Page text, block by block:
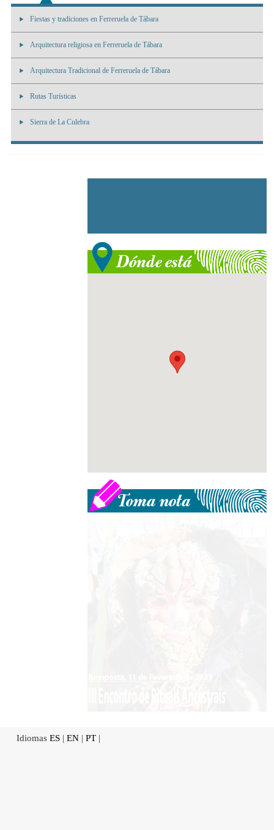
Fiestas y tradiciones en Ferreruela de Tábara
Arquitectura religiosa en Ferreruela de Tábara
Arquitectura Tradicional de Ferreruela de Tábara
Rutas Turísticas
Sierra de La Culebra
Idiomas ES | EN | PT |